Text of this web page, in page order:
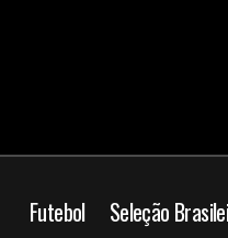
Futebol Seleção